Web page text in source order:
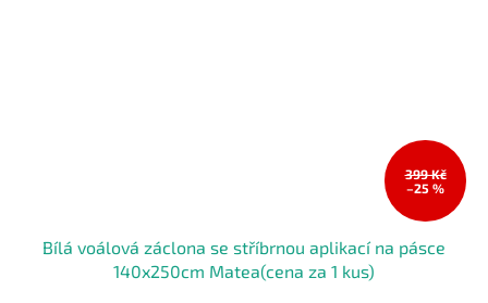
399 Kč
–25 %
Bílá voálová záclona se stříbrnou aplikací na pásce
140x250cm Matea(cena za 1 kus)